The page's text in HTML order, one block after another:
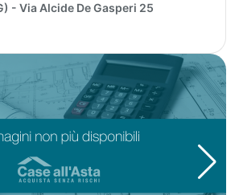
- Via Alcide De Gasperi 25